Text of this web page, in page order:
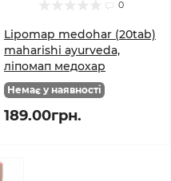
0
Lipomap medohar (20tab)
maharishi ayurveda,
ліпомап медохар
Немає у наявності
189.00грн.